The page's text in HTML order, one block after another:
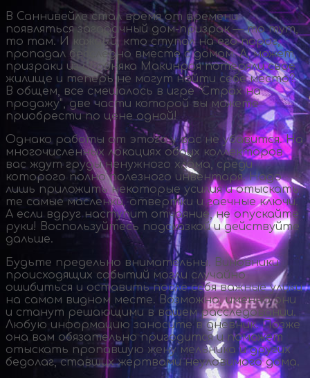
В Саннивейле стал время от времени
появляться загадочный дом-призрак— то тут,
то там. И каждый, кто ступал на его порог,
пропадал бесследно вместе с домом. А, может,
призраки из особняка Макинроя потеряли свое
жилище и теперь не могут найти себе место?
В общем, все смешалось в игре "Страх на
продажу", две части которой вы можете
приобрести по цене одной!
Однако работы от этого у вас не убавится. На
многочисленных локациях обоих коллекторов
вас ждут груды ненужного хлама, среди
которого полно полезного инвентаря. Надо
лишь приложить некоторые усилия и отыскать
те самые масленки, отвертки и гаечные ключи.
А если вдруг наступит отчаяние, не опускайте
руки! Воспользуйтесь подсказкой и действуйте
дальше.
Будьте предельно внимательны. Виновники
происходящих событий могли случайно
ошибиться и оставить после себя важные улики
на самом видном месте. Возможно, именно они
и станут решающими в вашем расследовании.
Любую информацию заносите в дневник. Позже
она вам обязательно пригодится и поможет
отыскать пропавшую жену мельника и других
бедолаг, ставших жертвами неуловимого дома.